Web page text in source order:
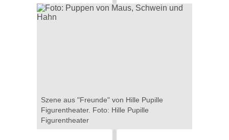
Szene aus "Freunde" von Hille Pupille
Figurentheater. Foto: Hille Pupille
Figurentheater